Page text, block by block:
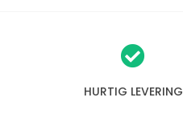
HURTIG LEVERING